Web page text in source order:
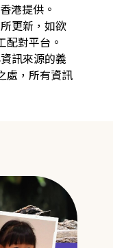
港提供。
更新，如欲
配對平台。
訊來源的義
處，所有資訊